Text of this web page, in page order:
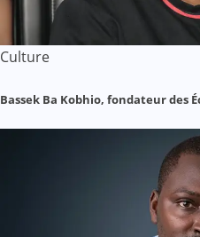
Culture
Bassek Ba Kobhio, fondateur des